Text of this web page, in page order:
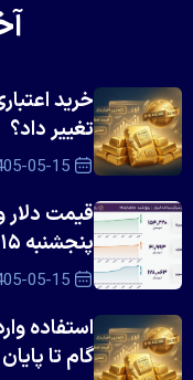
خرید
تغییر داد؟
05-15
قیمت دلار
پنجشنبه ۱۵ مرداد ۱۴۰۵
05-15
استفاده
گام تا پایان سال